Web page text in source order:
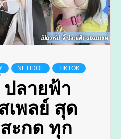
NETIDOL TIKTOK
ลายฟ้า
เพลย์ สุด
ะกด ทุก